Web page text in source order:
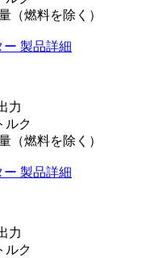
（燃料を除く）
ー 製品詳細
力
ルク
（燃料を除く）
ー 製品詳細
力
ルク